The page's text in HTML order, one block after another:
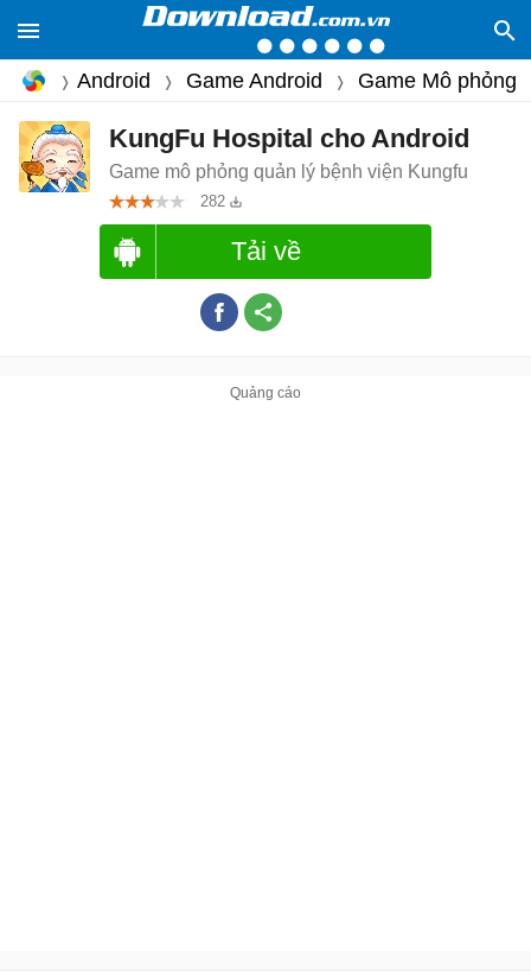
Android Game Android Game Mô phỏng
KungFu Hospital cho Android
Game mô phỏng quản lý bệnh viện Kungfu
282
Tải về